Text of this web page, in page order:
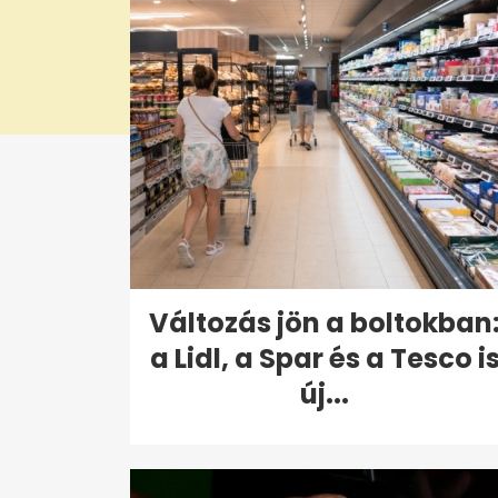
Változás jön a boltokban:
a Lidl, a Spar és a Tesco is
új...